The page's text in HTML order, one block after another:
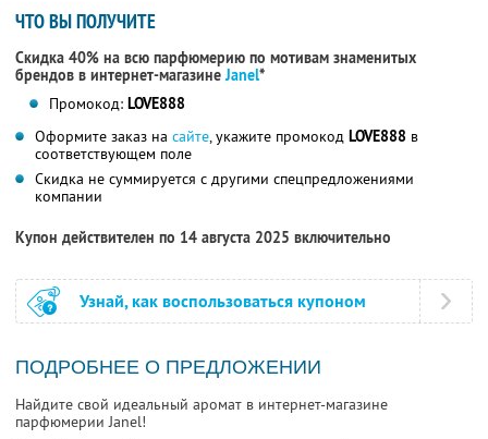
ЧТО ВЫ ПОЛУЧИТЕ
Скидка 40% на всю парфюмерию по мотивам знаменитых
брендов в интернет-магазинеJanel*
Промокод: LOVE888
Оформите заказ на сайте, укажите промокод LOVE888 в
соответствующем поле
Скидка не суммируется с другими спецпредложениями
компании
Купон действителен по 14 августа 2025 включительно
Узнай, как воспользоваться купоном
ПОДРОБНЕЕ О ПРЕДЛОЖЕНИИ
Найдите свой идеальный аромат в интернет-магазине
парфюмерии Janel!